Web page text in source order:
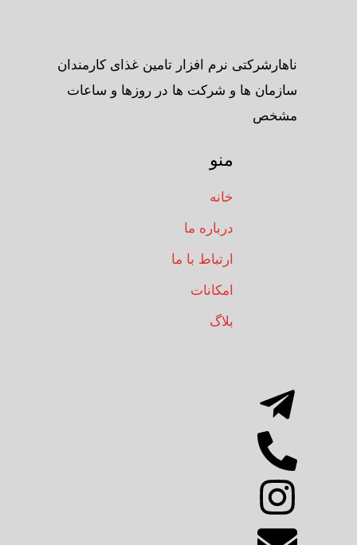
ناهارشرکتی نرم افزار تامین غذای کارمندان
سازمان ها و شرکت ها در روزها و ساعات
مشخص
منو
خانه
درباره ما
ارتباط با ما
امکانات
بلاگ